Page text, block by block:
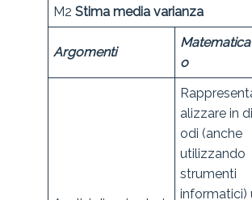
M2 Stima media varianza
Argomenti
o
alizzare in
odi (anche
utilizzando
strumenti
informatici)